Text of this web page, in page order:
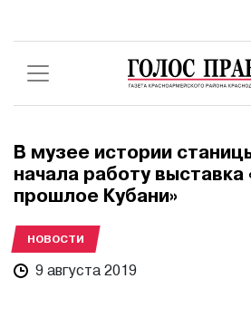
В музее истории
начала работу
прошлое Кубани»
НОВОСТИ
9 августа 2019